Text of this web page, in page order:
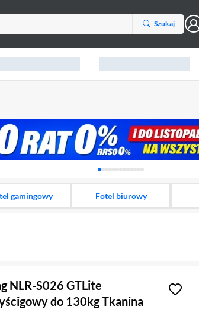
Szukaj
Karuzela z banerami,
gamingowy Fotel biurowy
NLR-S026 GTLite
do 130kg Tkanina